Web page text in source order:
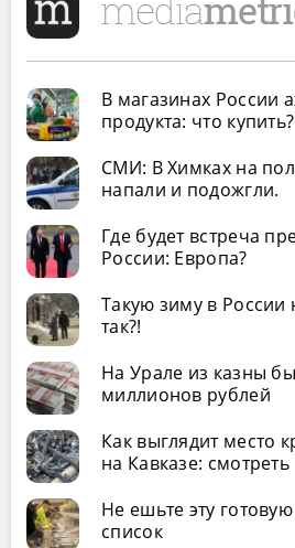
В магазинах России
продукта: что купить?
СМИ: В Химках на
напали и подожгли.
Где будет встреча
России: Европа?
Такую зиму в России
так?!
На Урале из казны
миллионов рублей
Как выглядит место
на Кавказе: смотреть
Не ешьте эту
список